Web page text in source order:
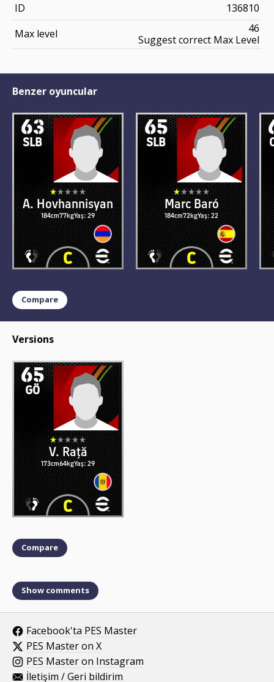
ID
136810
Max level
46
Suggest correct Max Level
Benzer oyuncular
63
SLB
A. Hovhannisyan
184cm77kgYaş: 29
65
SLB
Marc Baró
184cm72kgYaş: 22
Compare
Versions
65
GÖ
V. Rață
173cm64kgYaş: 29
Compare
Show comments
Facebook'ta PES Master
PES Master on X
PES Master on Instagram
İletişim / Geri bildirim